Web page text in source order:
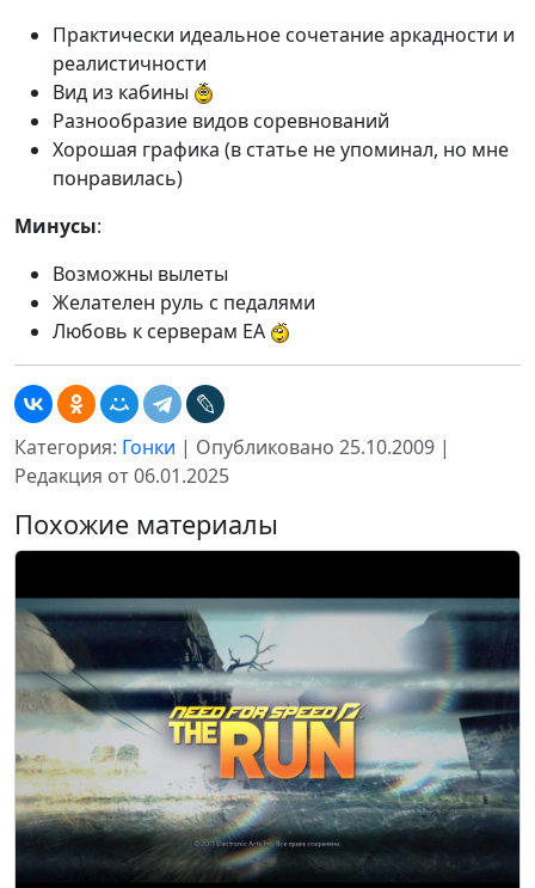
Практически идеальное сочетание аркадности и
реалистичности
Вид из кабины
Разнообразие видов соревнований
Хорошая графика (в статье не упоминал, но мне
понравилась)
Минусы:
Возможны вылеты
Желателен руль с педалями
Любовь к серверам EA
Категория: Гонки | Опубликовано 25.10.2009 |
Редакция от 06.01.2025
Похожие материалы